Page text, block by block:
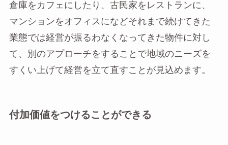
倉庫をカフェにしたり、古民家をレストランに、
マンションをオフィスになどそれまで続けてきた
業態では経営が振るわなくなってきた物件に対し
て、別のアプローチをすることで地域のニーズを
すくい上げて経営を立て直すことが見込めます。
付加価値をつけることができる